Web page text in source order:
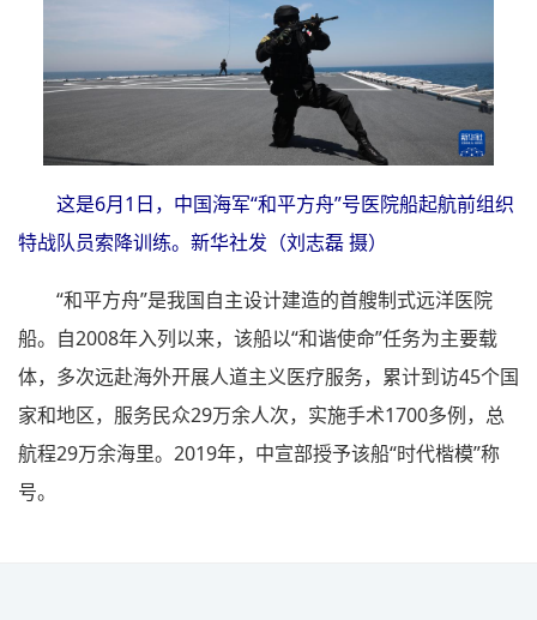
这是6月1日，中国海军“和平方舟”号医院船起航前组织
特战队员索降训练。新华社发（刘志磊 摄）
“和平方舟”是我国自主设计建造的首艘制式远洋医院
船。自2008年入列以来，该船以“和谐使命”任务为主要载
体，多次远赴海外开展人道主义医疗服务，累计到访45个国
家和地区，服务民众29万余人次，实施手术1700多例，总
航程29万余海里。2019年，中宣部授予该船“时代楷模”称
号。